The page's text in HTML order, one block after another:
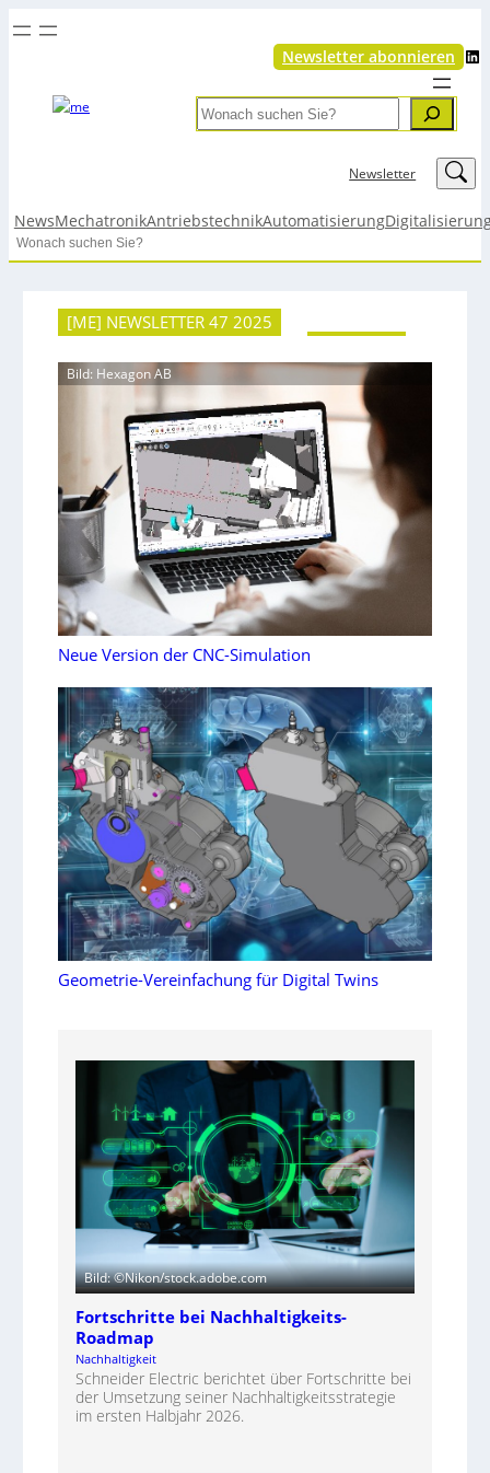
Newsletter abonnieren LinkedIn
Search
Newsletter LinkedIn
NewsMechatronikAntriebstechnikAutomatisierung
Search
[ME] NEWSLETTER 47 2025
Bild: Hexagon AB
Neue Version der CNC-Simulation
Geometrie-Vereinfachung für Digital Twins
Bild: ©Nikon/stock.adobe.com
Fortschritte bei Nachhaltigkeits-
Roadmap
Nachhaltigkeit
Schneider Electric berichtet über Fortschritte bei
der Umsetzung seiner Nachhaltigkeitsstrategie
im ersten Halbjahr 2026.